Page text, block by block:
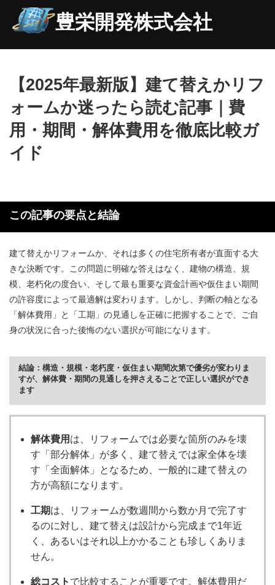
豊栄開発株式会社
【2025年最新版】建て替えかリフ
ォームか迷ったら読む記事｜費
用・期間・解体費用を徹底比較ガ
イド
この記事の要点と結論
建て替えかリフォームか、それは多くの住宅所有者が直面する大
きな決断です。この問題に明確な答えはなく、建物の構造、規
模、老朽化の度合い、そして最も重要な資金計画や仮住まい期間
の許容度によって最適解は変わります。しかし、判断の軸となる
「解体費用」と「工期」の見通しを正確に把握することで、ご自
身の状況に合った後悔のない選択が可能になります。
結論：構造・規模・老朽度・仮住まい期間次第で優劣が変わりま
すが、解体費・期間の見通しを押さえることで正しい選択ができ
ます
解体費用 は、リフォームでは必要な箇所のみを壊
す「部分解体」が多く、建て替えでは家全体を壊
す「全面解体」となるため、一般的に建て替えの
方が高額になります。
工期は、リフォームが数週間から数か月で完了す
るのに対し、建て替えは設計から完成まで1年近
く、あるいはそれ以上かかることも珍しくありま
せん。
総コスト で比較することが重要です。解体費用だ